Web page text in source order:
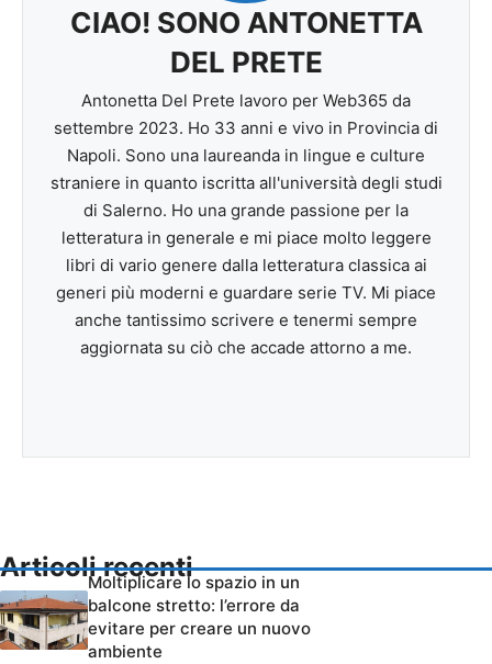
CIAO! SONO ANTONETTA
DEL PRETE
Antonetta Del Prete lavoro per Web365 da
settembre 2023. Ho 33 anni e vivo in Provincia di
Napoli. Sono una laureanda in lingue e culture
straniere in quanto iscritta all'università degli studi
di Salerno. Ho una grande passione per la
letteratura in generale e mi piace molto leggere
libri di vario genere dalla letteratura classica ai
generi più moderni e guardare serie TV. Mi piace
anche tantissimo scrivere e tenermi sempre
aggiornata su ciò che accade attorno a me.
Articoli recenti
Moltiplicare lo spazio in un
balcone stretto: l’errore da
evitare per creare un nuovo
ambiente